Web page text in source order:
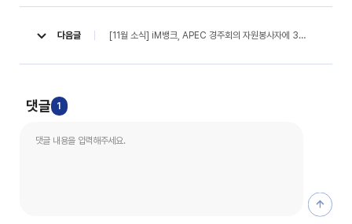
다음글 [11월 소식] iM뱅크, APEC 경주회의 자원봉사자에 3천만 원 상당 간식 지원 (브레이크뉴스, 25. 11. 10)
댓글 1
댓글 등